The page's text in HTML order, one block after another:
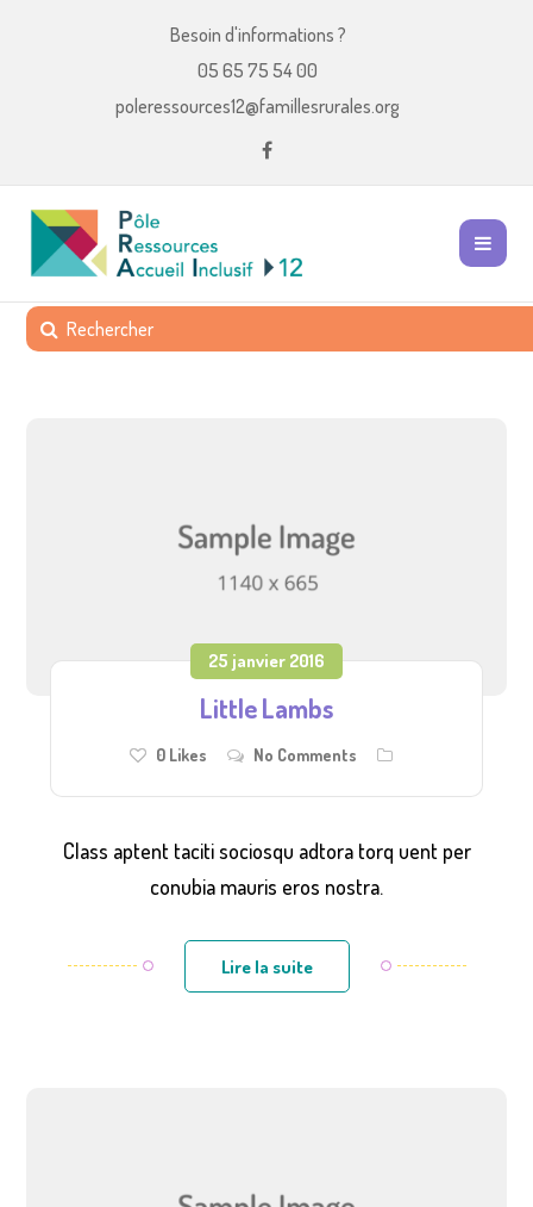
Besoin d'informations ?
05 65 75 54 00
poleressources12@famillesrurales.org
25 janvier 2016
Little Lambs
0 Likes No Comments
Class aptent taciti sociosqu adtora torq uent per
conubia mauris eros nostra.
Lire la suite